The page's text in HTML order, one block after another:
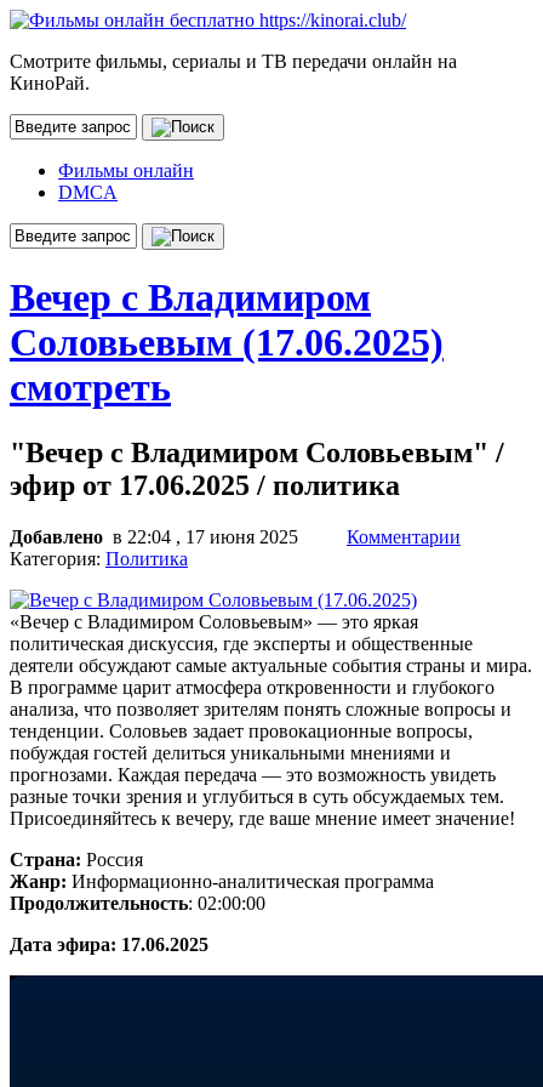
Смотрите фильмы, сериалы и ТВ передачи онлайн на
КиноРай.
Фильмы онлайн
DMCA
Вечер с Владимиром
Соловьевым (17.06.2025)
смотреть
"Вечер с Владимиром Соловьевым" /
эфир от 17.06.2025 / политика
Добавлено в 22:04 , 17 июня 2025
Комментарии
Категория: Политика
«Вечер с Владимиром Соловьевым» — это яркая
политическая дискуссия, где эксперты и общественные
деятели обсуждают самые актуальные события страны и мира.
В программе царит атмосфера откровенности и глубокого
анализа, что позволяет зрителям понять сложные вопросы и
тенденции. Соловьев задает провокационные вопросы,
побуждая гостей делиться уникальными мнениями и
прогнозами. Каждая передача — это возможность увидеть
разные точки зрения и углубиться в суть обсуждаемых тем.
Присоединяйтесь к вечеру, где ваше мнение имеет значение!
Страна: Россия
Жанр: Информационно-аналитическая программа
Продолжительность: 02:00:00
Дата эфира: 17.06.2025